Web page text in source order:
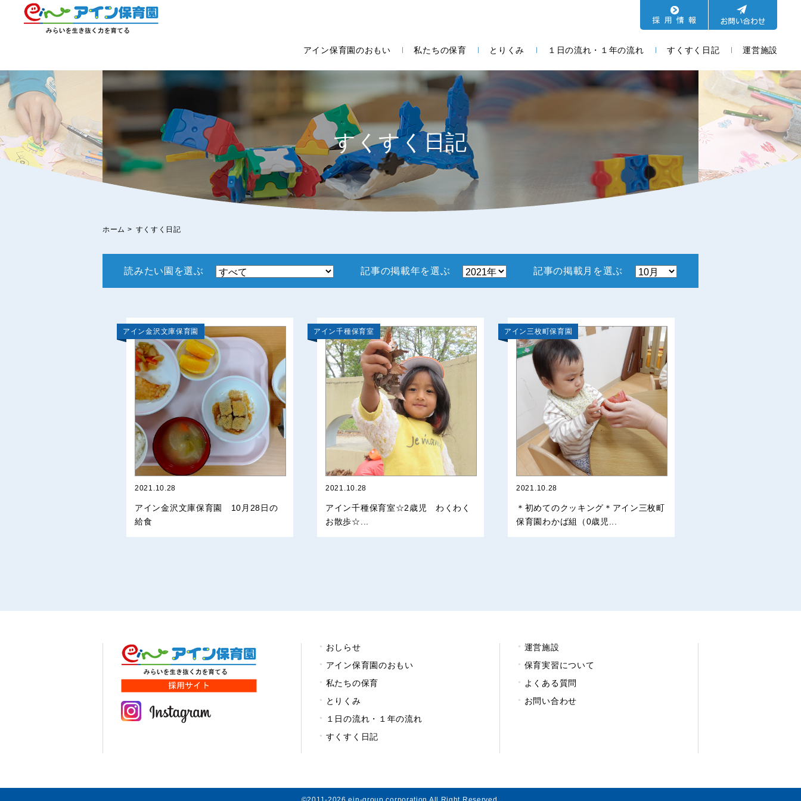
アイン保育園のおもい 私たちの保育 とりくみ １日の流れ・１年の流れ すくすく日記 運営施設
すくすく日記
ホーム > すくすく日記
読みたい園を選ぶ 記事の掲載年を選ぶ 記事の掲載月を選ぶ
アイン金沢文庫保育園
2021.10.28
アイン金沢文庫保育園 10月28日の
給食
アイン千種保育室
2021.10.28
アイン千種保育室☆2歳児 わくわく
お散歩☆...
アイン三枚町保育園
2021.10.28
＊初めてのクッキング＊アイン三枚町
保育園わかば組（0歳児...
おしらせ
アイン保育園のおもい
私たちの保育
とりくみ
１日の流れ・１年の流れ
すくすく日記
運営施設
保育実習について
よくある質問
お問い合わせ